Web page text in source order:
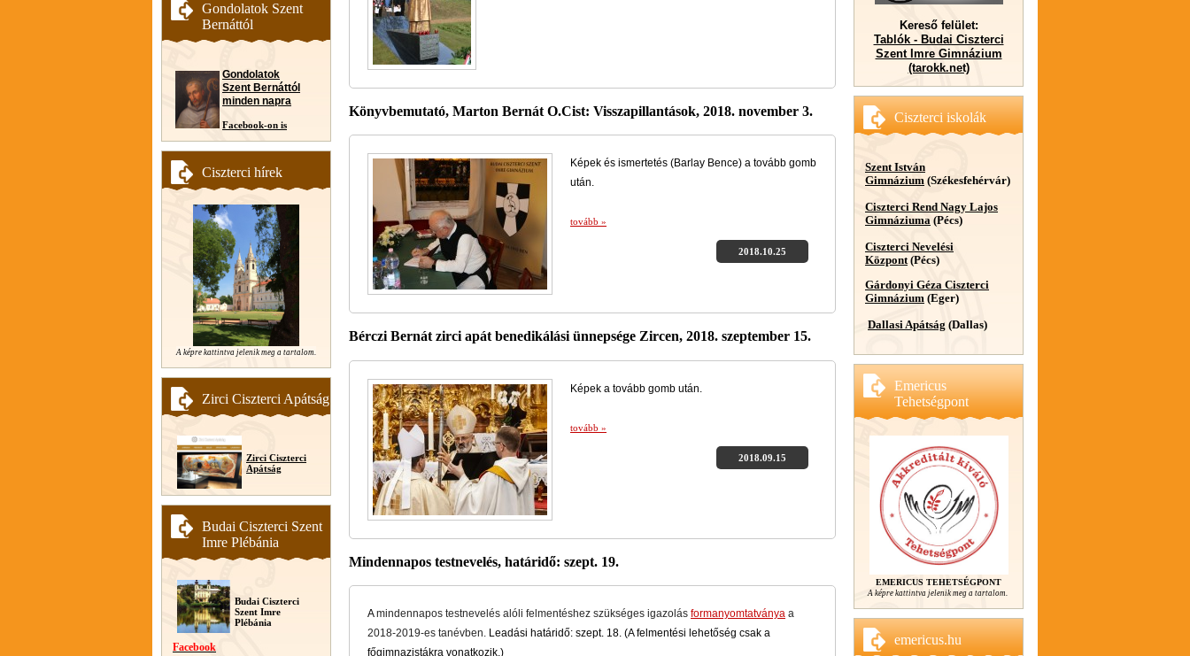
Gondolatok Szent
Bernáttól
Gondolatok
Szent Bernáttól
minden napra
Facebook-on is
Ciszterci hírek
A képre kattintva jelenik meg a tartalom.
Zirci Ciszterci Apátság
Zirci Ciszterci
Apátság
Budai Ciszterci Szent
Imre Plébánia
Budai Ciszterci
Szent Imre
Plébánia
Facebook
Könyvbemutató, Marton Bernát O.Cist: Visszapillantások, 2018. november 3.
Képek és ismertetés (Barlay Bence) a tovább gomb
után.
tovább »
2018.10.25
Bérczi Bernát zirci apát benedikálási ünnepsége Zircen, 2018. szeptember 15.
Képek a tovább gomb után.
tovább »
2018.09.15
Mindennapos testnevelés, határidő: szept. 19.
Amindennapos testnevelés alóli felmentéshez szükséges igazolás formanyomtatványa a
2018-2019-es tanévben. Leadási határidő: szept. 18. (A felmentési lehetőség csak a
főgimnazistákra vonatkozik.)
Kereső felület:
Tablók - Budai Ciszterci
Szent Imre Gimnázium
(tarokk.net)
Ciszterci iskolák
Szent István
Gimnázium (Székesfehérvár)
Ciszterci Rend Nagy Lajos
Gimnáziuma (Pécs)
Ciszterci Nevelési
Központ(Pécs)
Gárdonyi Géza Ciszterci
Gimnázium (Eger)
Dallasi Apátság (Dallas)
Emericus
Tehetségpont
EMERICUS TEHETSÉGPONT
A képre kattintva jelenik meg a tartalom.
emericus.hu